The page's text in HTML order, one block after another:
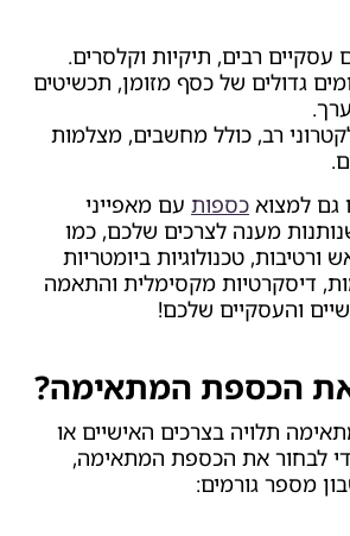
רבים, תיקיות וקלסרים.
גדולים של כסף מזומן, תכשיטים
רב, כולל מחשבים, מצלמות
גם למצוא כספות עם מאפייני
מענה לצרכים שלכם, כמו
טכנולוגיות ביומטריות
דיסקרטיות מקסימלית והתאמה
והעסקיים שלכם!
את הכספת המתאימה?
תלויה בצרכים האישיים או
לבחור את הכספת המתאימה,
מספר גורמים: